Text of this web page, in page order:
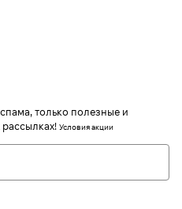
только полезные и
Условия акции